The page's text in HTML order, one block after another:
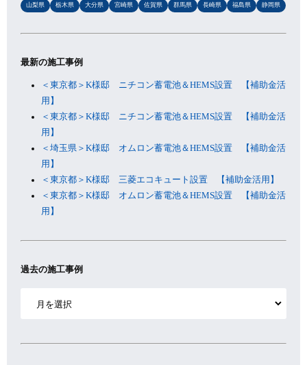
山梨県
栃木県 大分県 宮崎県 佐賀県 群馬県 長崎県 福島県 静岡県
最新の施工事例
＜東京都＞K様邸 ニチコン蓄電池＆HEMS設置 【補助金活
用】
＜東京都＞K様邸 ニチコン蓄電池＆HEMS設置 【補助金活
用】
＜埼玉県＞K様邸 オムロン蓄電池＆HEMS設置 【補助金活
用】
＜東京都＞K様邸 三菱エコキュート設置 【補助金活用】
＜東京都＞K様邸 オムロン蓄電池＆HEMS設置 【補助金活
用】
過去の施工事例